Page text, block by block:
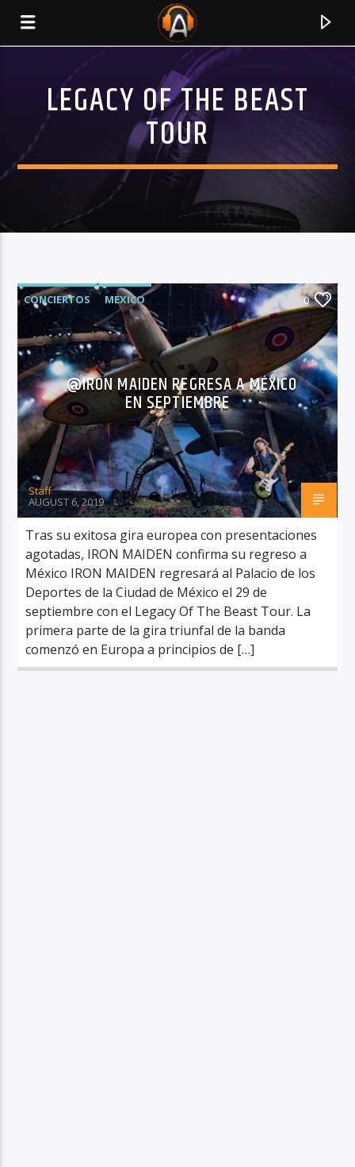
CURRENT TRACK
TITLE
ARTIST
RadioAlternativo Live
LEGACY OF THE BEAST
TOUR
CONCIERTOS MEXICO 0
@IRON MAIDEN REGRESA A MÉXICO
EN SEPTIEMBRE
Staff
AUGUST 6, 2019
Tras su exitosa gira europea con presentaciones
agotadas, IRON MAIDEN confirma su regreso a
México IRON MAIDEN regresará al Palacio de los
Deportes de la Ciudad de México el 29 de
septiembre con el Legacy Of The Beast Tour. La
primera parte de la gira triunfal de la banda
comenzó en Europa a principios de […]